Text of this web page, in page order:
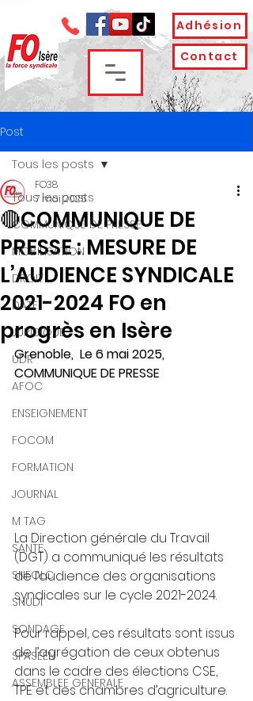
Adhésion
Contact
Post
Tous les posts
COMMUNIQUE DE PRESSE
MOBILISATION
DROIT
DATE
JURIDIQUE
UDR
AFOC
ENSEIGNEMENT
FOCOM
FORMATION
JOURNAL
M TAG
SANTE
SNFOLC
SNUDI
SONDAGE
SPASEEN
ASSEMBLEE GENERALE
Tous les posts
🔴COMMUNIQUE DE
PRESSE : MESURE DE
L’AUDIENCE SYNDICALE
2021-2024 FO en
progrès en Isère
FO38
7 mai 2025
Grenoble,  Le 6 mai 2025,
COMMUNIQUE DE PRESSE
La Direction générale du Travail
(DGT) a communiqué les résultats
de l’audience des organisations
syndicales sur le cycle 2021-2024.
Pour rappel, ces résultats sont issus
de l’agrégation de ceux obtenus
dans le cadre des élections CSE,
TPE et des chambres d’agriculture.